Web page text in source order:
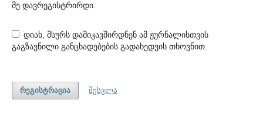
მე დავრეგისტრირდი.
დიახ, მსურს დამიკავშირდნენ ამ ჟურნალისთვის
გაგზავნილი განცხადებების გადახედვის თხოვნით.
რეგისტრაცია შესვლა